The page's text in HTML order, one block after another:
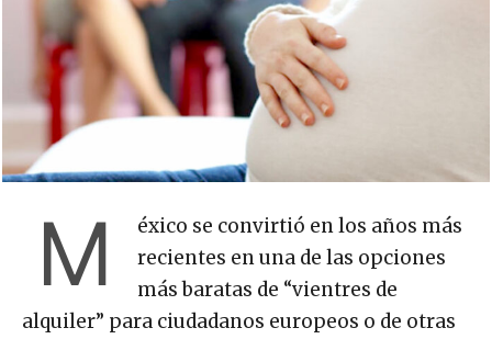
M
éxico se convirtió en los años más
recientes en una de las opciones
más baratas de “vientres de
alquiler” para ciudadanos europeos o de otras